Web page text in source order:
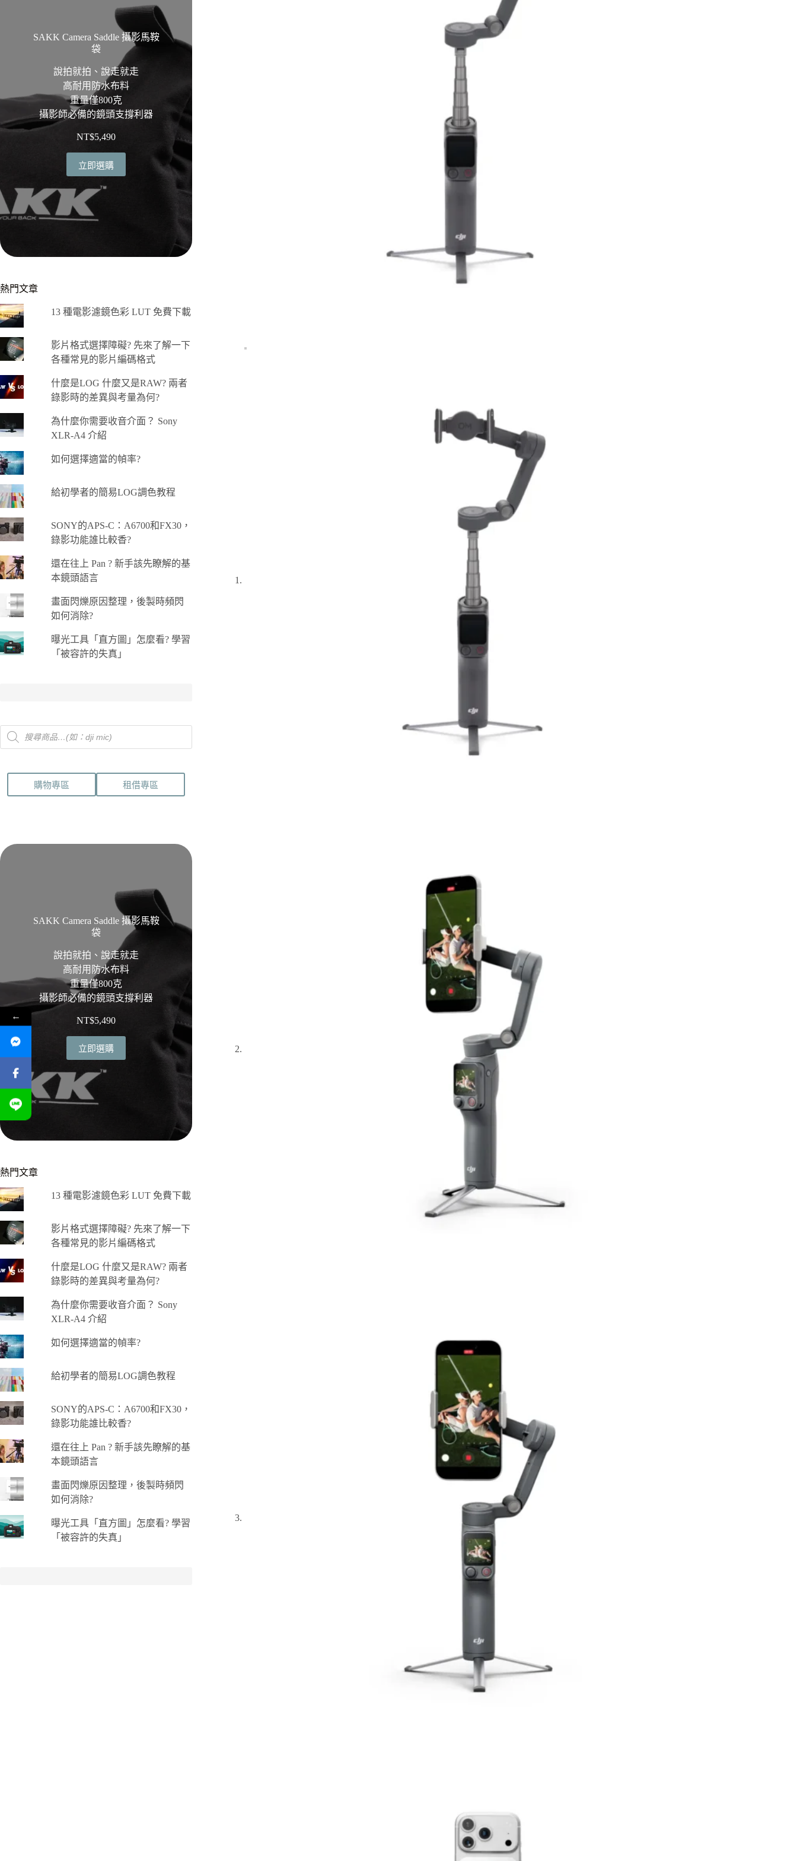
SAKK Camera Saddle 攝影馬鞍
袋
說拍就拍、說走就走
高耐用防水布料
重量僅800克
攝影師必備的鏡頭支撐利器
NT$5,490
立即選購
熱門文章
13 種電影濾鏡色彩 LUT 免費下載
影片格式選擇障礙? 先來了解一下
各種常見的影片編碼格式
什麼是LOG 什麼又是RAW? 兩者
錄影時的差異與考量為何?
為什麼你需要收音介面？ Sony
XLR-A4 介紹
如何選擇適當的幀率?
給初學者的簡易LOG調色教程
SONY的APS-C：A6700和FX30，
錄影功能誰比較香?
還在往上 Pan ? 新手該先瞭解的基
本鏡頭語言
畫面閃爍原因整理，後製時頻閃
如何消除?
曝光工具「直方圖」怎麼看? 學習
「被容許的失真」
Products
search
購物專區 租借專區
SAKK Camera Saddle 攝影馬鞍
袋
說拍就拍、說走就走
高耐用防水布料
重量僅800克
攝影師必備的鏡頭支撐利器
NT$5,490
立即選購
熱門文章
13 種電影濾鏡色彩 LUT 免費下載
影片格式選擇障礙? 先來了解一下
各種常見的影片編碼格式
什麼是LOG 什麼又是RAW? 兩者
錄影時的差異與考量為何?
為什麼你需要收音介面？ Sony
XLR-A4 介紹
如何選擇適當的幀率?
給初學者的簡易LOG調色教程
SONY的APS-C：A6700和FX30，
錄影功能誰比較香?
還在往上 Pan ? 新手該先瞭解的基
本鏡頭語言
畫面閃爍原因整理，後製時頻閃
如何消除?
曝光工具「直方圖」怎麼看? 學習
「被容許的失真」
←